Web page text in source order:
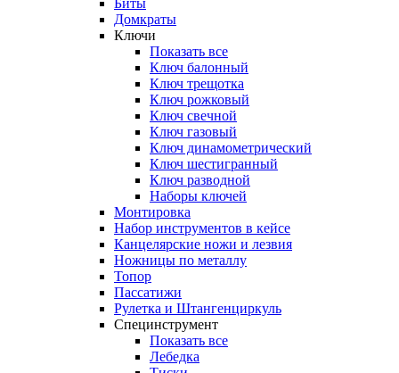
Биты
Домкраты
Ключи
Показать все
Ключ балонный
Ключ трещотка
Ключ рожковый
Ключ свечной
Ключ газовый
Ключ динамометрический
Ключ шестигранный
Ключ разводной
Наборы ключей
Монтировка
Набор инструментов в кейсе
Канцелярские ножи и лезвия
Ножницы по металлу
Топор
Пассатижи
Рулетка и Штангенциркуль
Специнструмент
Показать все
Лебедка